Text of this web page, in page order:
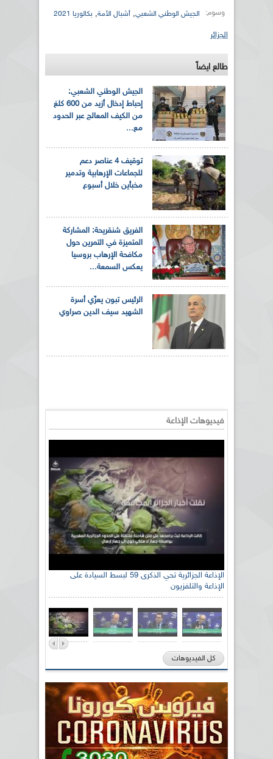
وسوم: الجيش الوطني الشعبي, أشبال الأمة, بكالوريا 2021
الجزائر
طالع ايضاً
الجيش الوطني الشعبي:
إحباط إدخال أزيد من 600 كلغ
من الكيف المعالج عبر الحدود
مع...
توقيف 4 عناصر دعم
للجماعات الإرهابية وتدمير
مخبأين خلال أسبوع
الفريق شنقريحة: المشاركة
المتميزة في التمرين حول
مكافحة الإرهاب بروسيا
يعكس السمعة...
الرئيس تبون يعزّي أسرة
الشهيد سيف الدين صراوي
فيديوهات الإذاعة
الإذاعة الجزائرية تحي الذكرى 59 لبسط السيادة على
الإذاعة والتلفزيون
كل الفيديوهات